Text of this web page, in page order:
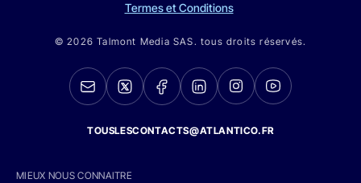
Termes et Conditions
© 2026 Talmont Media SAS. tous droits réservés.
TOUSLESCONTACTS@ATLANTICO.FR
MIEUX NOUS CONNAITRE